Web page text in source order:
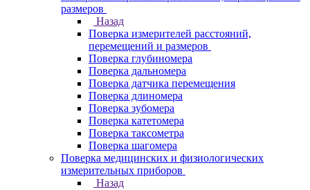
размеров
Назад
Поверка измерителей расстояний,
перемещений и размеров
Поверка глубиномера
Поверка дальномера
Поверка датчика перемещения
Поверка длиномера
Поверка зубомера
Поверка катетомера
Поверка таксометра
Поверка шагомера
Поверка медицинских и физиологических
измерительных приборов
Назад